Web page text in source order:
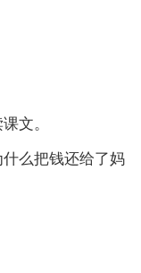
文。
么把钱还给了妈